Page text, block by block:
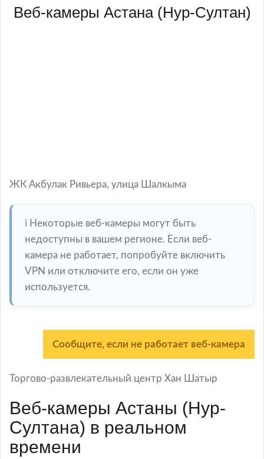
Веб-камеры Астана (Нур-Султан)
ЖК Акбулак Ривьера, улица Шалкыма
ℹ️ Некоторые веб-камеры могут быть
недоступны в вашем регионе. Если веб-
камера не работает, попробуйте включить
VPN или отключите его, если он уже
используется.
Сообщите, если не работает веб-камера
Торгово-развлекательный центр Хан Шатыр
Веб-камеры Астаны (Нур-
Султана) в реальном
времени